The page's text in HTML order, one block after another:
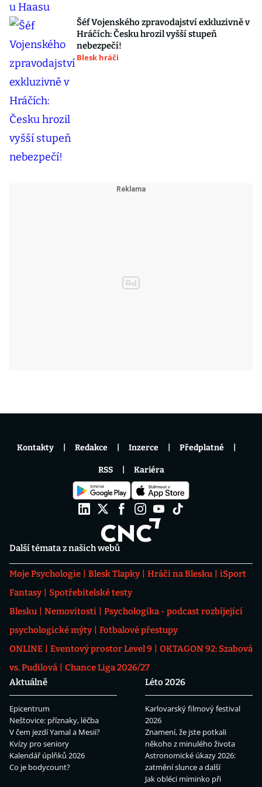
Šéf Vojenského zpravodajství exkluzivně v
Hráčích: Česku hrozil vyšší stupeň
nebezpečí!
Blesk hráči
Další témata z našich webů
Moje Psychologie Blesk Tlapky Hráči na Blesku
iSport
Fantasy
Spotřebitelské testy
Blesku
Nemovitosti
Psychologika - podcast rozbíjející
psychologické mýty
Fotbalové přestupy
ONLINE
Eventový prostor Level 9
OKTAGON 92: Szabová
vs. Pudilová
Chance Liga 2026/27
Aktuálně
Epicentrum
Neštovice: příznaky, léčba
V čem jezdí Yamal a Mesii?
Kvízy pro seniory
Kalendář úplňků 2026
Co je bodycount?
Léto 2026
Karlovarský filmový festival
2026
Znamení, že jste potkali
někoho z minulého života
Astronomické úkazy 2026:
zatmění slunce a další
Jak obléci miminko při
Kontakty Redakce Inzerce Předplatné
RSS Kariéra